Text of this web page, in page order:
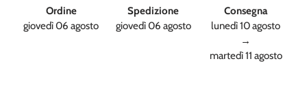
Ordine
giovedì 06 agosto
Spedizione
giovedì 06 agosto
Consegna
lunedì 10 agosto
→
martedì 11 agosto